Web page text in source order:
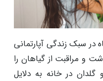
سبک زندگی آپارتمانی
و مراقبت از گیاهان را
گلدان در خانه به دلایل